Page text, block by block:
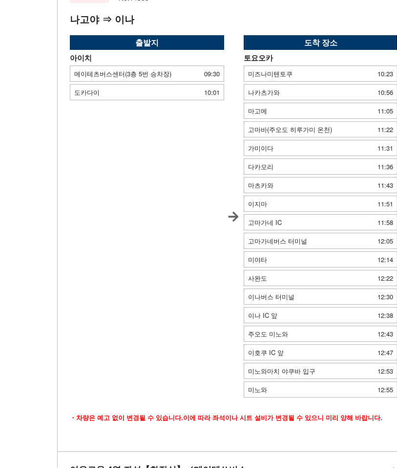
나고야 ⇒ 이나
출발지
아이치
메이테츠버스센터(3층 5번 승차장)
09:30
도카다이
10:01
도착 장소
토요오카
미즈나미텐토쿠
10:23
나카츠가와
10:56
마고메
11:05
고마바(주오도 히루가미 온천)
11:22
가미이다
11:31
다카모리
11:36
마츠카와
11:43
이지마
11:51
고마가네 IC
11:58
고마가네버스 터미널
12:05
미야타
12:14
사완도
12:22
이나버스 터미널
12:30
이나 IC 앞
12:38
주오도 미노와
12:43
이호쿠 IC 앞
12:47
미노와마치 야쿠바 입구
12:53
미노와
12:55
・차량은 예고 없이 변경될 수 있습니다.이에 따라 좌석이나 시트 설비가 변경될 수 있으니 미리 양해 바랍니다.